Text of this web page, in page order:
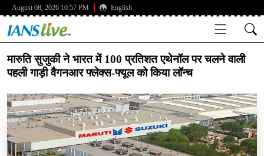
August 08, 2026 10:57 PM English
मारुति सुजुकी ने भारत में 100 प्रतिशत एथेनॉल पर चलने वाली
पहली गाड़ी वैगनआर फ्लेक्स-फ्यूल को किया लॉन्च